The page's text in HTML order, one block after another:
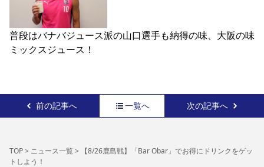
普段はバナバジュース派の山口選手も納得の味、大阪の味
ミックスジュース！
前の記事へ 一覧へ 次の記事へ
TOP> ニュース一覧>
【8/26鹿島戦】「Bar Obar」でお得にドリンクをゲッ
トしよう！